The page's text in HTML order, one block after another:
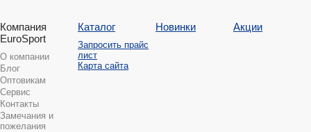
Компания
EuroSport
О компании
Блог
Оптовикам
Сервис
Контакты
Замечания и
пожелания
Каталог
Запросить прайс
лист
Карта сайта
Новинки Акции